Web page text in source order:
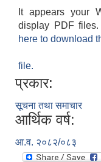
It appears your
display PDF files.
here to download
file.
प्रकार:
सूचना तथा समाचार
आर्थिक वर्ष:
आ.व. २०८२/०८३